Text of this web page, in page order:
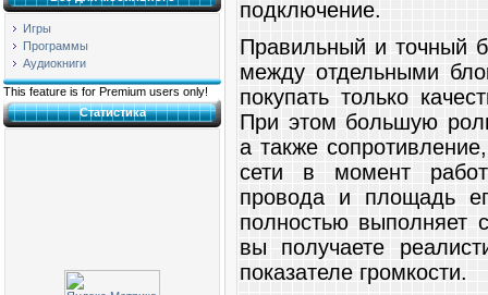
Игры
Программы
Аудиокниги
This feature is for Premium users only!
Статистика
подключение.
Правильный и точный
между отдельными
покупать только
При этом большую
а также
сети в момент
провода и площадь
полностью выполняет
вы получаете
показателе громкости.